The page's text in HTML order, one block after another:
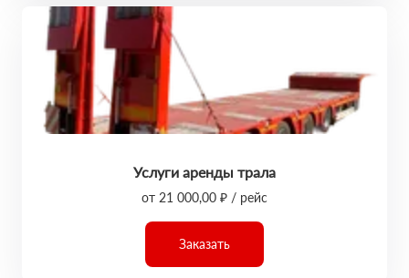
Услуги аренды трала
от 21 000,00 ₽ / рейс
Заказать